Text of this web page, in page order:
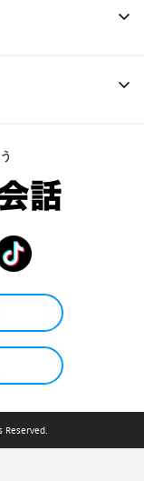
Reserved.